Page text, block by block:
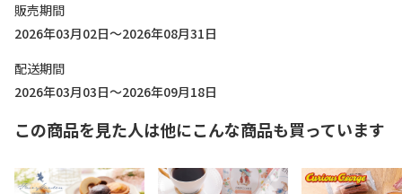
販売期間
2026年03月02日～2026年08月31日
配送期間
2026年03月03日～2026年09月18日
この商品を見た人は他にこんな商品も買っています